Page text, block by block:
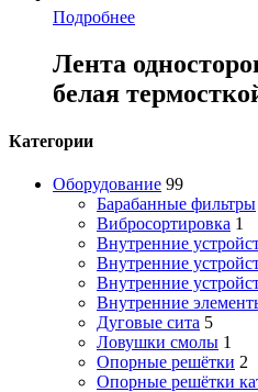
Подробнее
Лента
белая
Категории
Оборудование 99
Барабанные фильтры
Вибросортировка 1
Внутренние
Внутренние
Внутренние
Внутренние
Дуговые сита 5
Ловушки смолы 1
Опорные решётки 2
Опорные решётки